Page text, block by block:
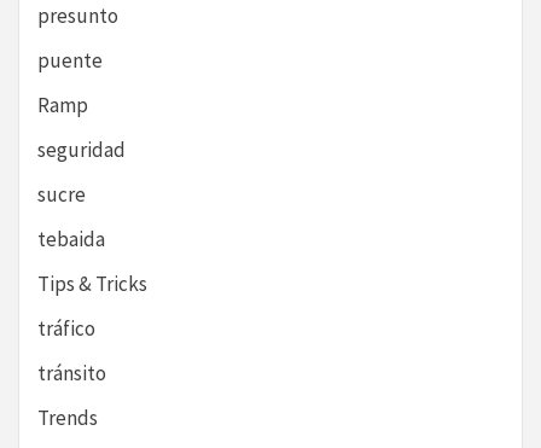
presunto
puente
Ramp
seguridad
sucre
tebaida
Tips & Tricks
tráfico
tránsito
Trends